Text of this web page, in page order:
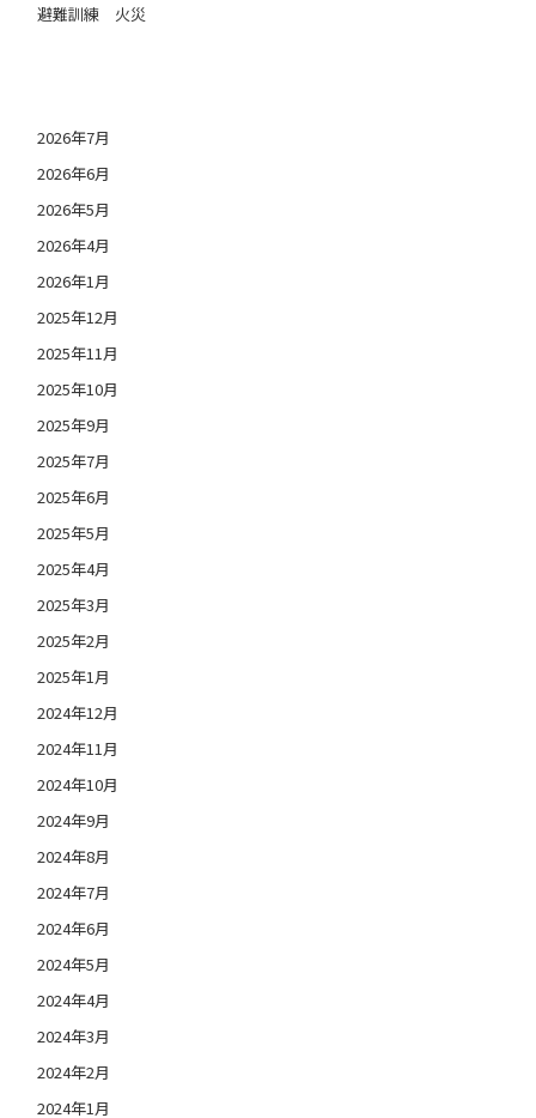
避難訓練 火災
2026年7月
2026年6月
2026年5月
2026年4月
2026年1月
2025年12月
2025年11月
2025年10月
2025年9月
2025年7月
2025年6月
2025年5月
2025年4月
2025年3月
2025年2月
2025年1月
2024年12月
2024年11月
2024年10月
2024年9月
2024年8月
2024年7月
2024年6月
2024年5月
2024年4月
2024年3月
2024年2月
2024年1月